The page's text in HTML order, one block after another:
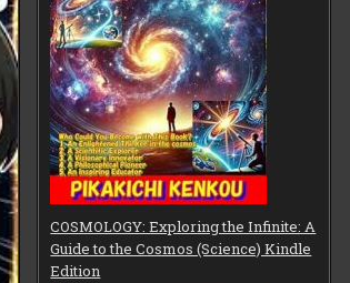
COSMOLOGY: Exploring the Infinite: A
Guide to the Cosmos (Science) Kindle
Edition